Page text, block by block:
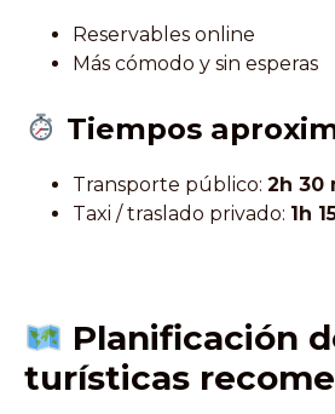
Reservables online
Más cómodo y sin esperas
Tiempos
Transporte público: 2h 30
Taxi / traslado privado: 1h
Planificación
turísticas